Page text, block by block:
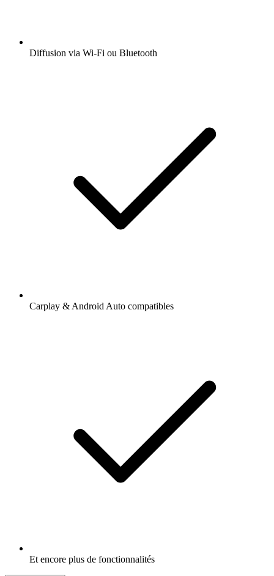
Diffusion via Wi-Fi ou Bluetooth
Carplay & Android Auto compatibles
Et encore plus de fonctionnalités